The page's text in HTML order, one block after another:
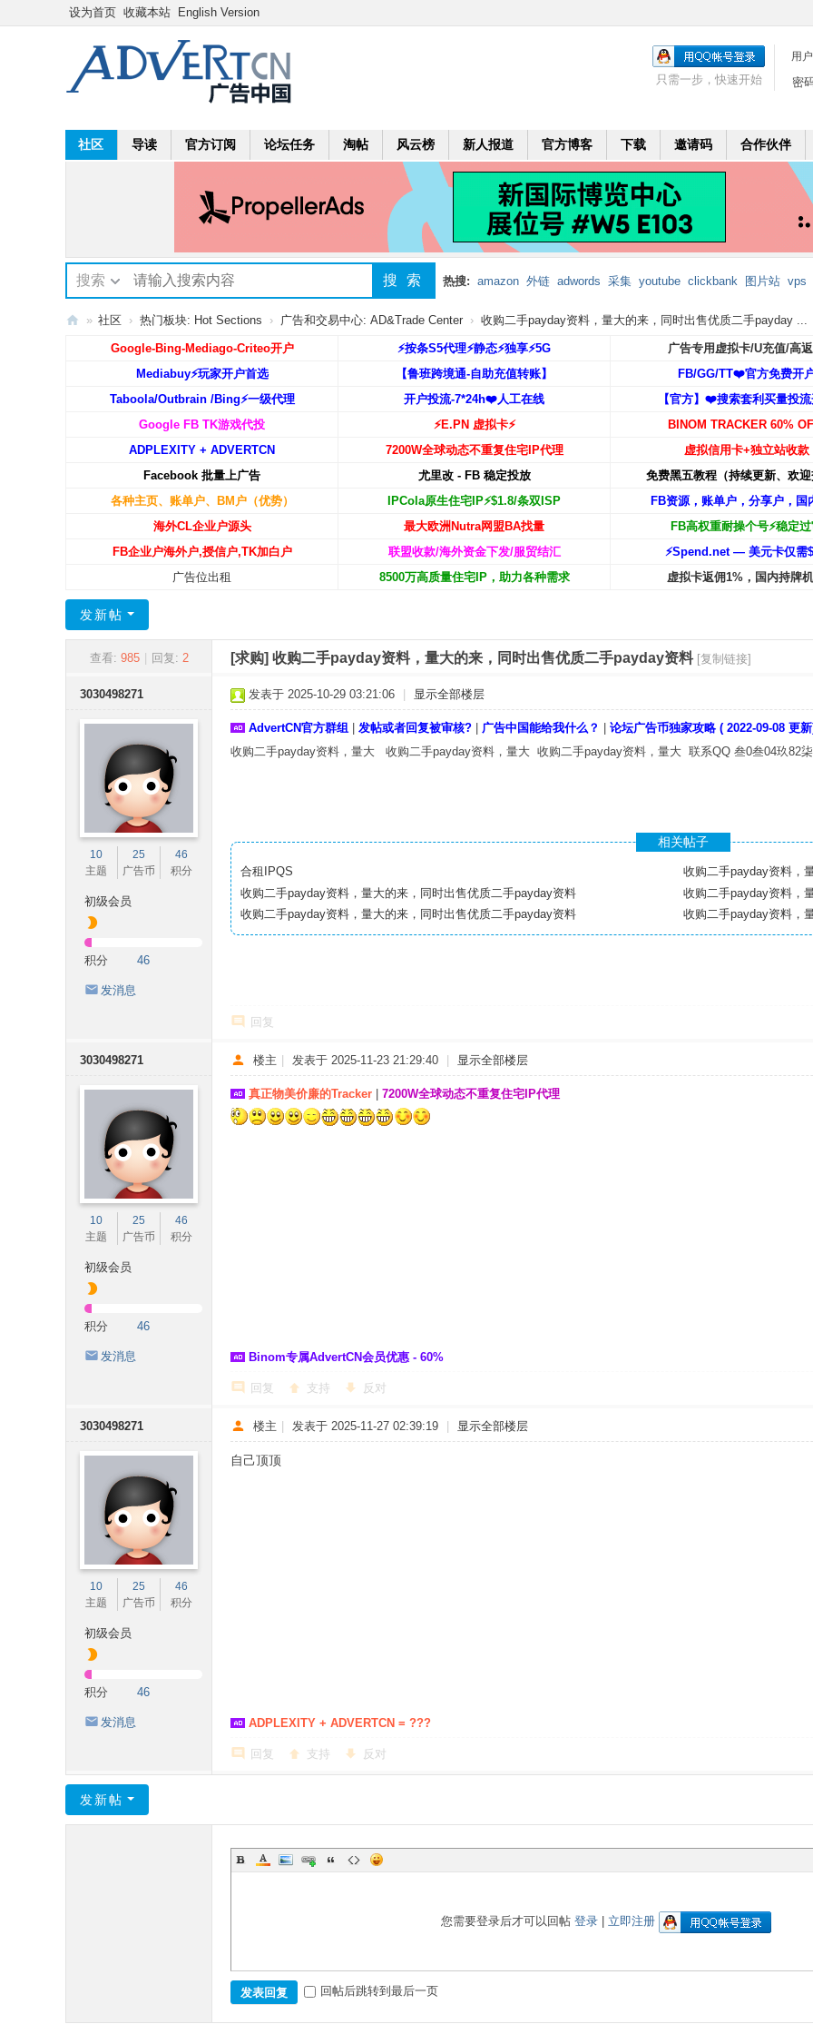
设为首页 收藏本站 English Version
用
密
只需一步，快速开始
社区 导读 官方订阅 论坛任务 淘帖 风云榜 新人报道 官方博客 下载 邀请码 合作伙伴
搜索 搜索 热搜: amazon 外链 adwords 采集 youtube clickbank 图片站 vps
mobi 二个月 leadbolt 代理
» 社区 › 热门板块: Hot Sections › 广告和交易中心: AD&Trade Center › 收购二手payday资料，量大的来，同时出售优质二手payday ...
Google-Bing-Mediago-Criteo开户 ⚡️按条S5代理⚡️静态⚡️独享⚡️5G
广告专用虚拟卡/U充值/高
Mediabuy⚡️玩家开户首选
【鲁班跨境通-自助充值转账】
FB/GG/TT❤️官方免费开
Taboola/Outbrain /Bing⚡️一级代理
开户投流-7*24h❤️人工在线
【官方】❤️搜索套利买量投
Google FB TK游戏代投
⚡️E.PN 虚拟卡⚡️
BINOM TRACKER 60%
ADPLEXITY + ADVERTCN
7200W全球动态不重复住宅IP代理
虚拟信用卡+独立站收款
Facebook 批量上广告
尤里改 - FB 稳定投放
免费黑五教程（持续更新、欢
各种主页、账单户、BM户（优势）
IPCola原生住宅IP⚡️$1.8/条双ISP
FB资源，账单户，分享户，国
海外CL企业户源头
最大欧洲Nutra网盟BA找量
FB高权重耐操个号⚡️稳定
FB企业户海外户,授信户,TK加白户
联盟收款/海外资金下发/服贸结汇
⚡️Spend.net — 美元卡仅需
广告位出租
8500万高质量住宅IP，助力各种需求 虚拟卡返佣1%，国内持牌
发新帖
查看: 985 回复: 2 [求购] 收购二手payday资料，量大的来，同时出售优质二手payday资料 [复制链接]
3030498271
10
主题
25
广告币
46
积分
初级会员
积分 46
发消息
发表于 2025-10-29 03:21:06 显示全部楼层
AdvertCN官方群组 发帖或者回复被审核? 广告中国能给我什么？
论坛广告币独家攻略 ( 2022-09-08 更
收购二手payday资料，量大 收购二手payday资料，量大 收购二手payday资料，量大 联系QQ 叁0叁04玖82
相关帖子
合租IPQS
收购二手payday资料，量大的来，同时出售优质二手payday资料
收购二手payday资料，
收购二手payday资料，量大的来，同时出售优质二手payday资料
收购二手payday资料，
回复
3030498271
10
主题
25
广告币
46
积分
初级会员
积分 46
发消息
楼主 发表于 2025-11-23 21:29:40 显示全部楼层
真正物美价廉的Tracker 7200W全球动态不重复住宅IP代理
Binom专属AdvertCN会员优惠 - 60%
回复 支持 反对
3030498271
10
主题
25
广告币
46
积分
初级会员
积分 46
发消息
楼主 发表于 2025-11-27 02:39:19 显示全部楼层
自己顶顶
ADPLEXITY + ADVERTCN = ???
回复 支持 反对
发新帖
您需要登录后才可以回帖 登录| 立即注册
发表回复 回帖后跳转到最后一页